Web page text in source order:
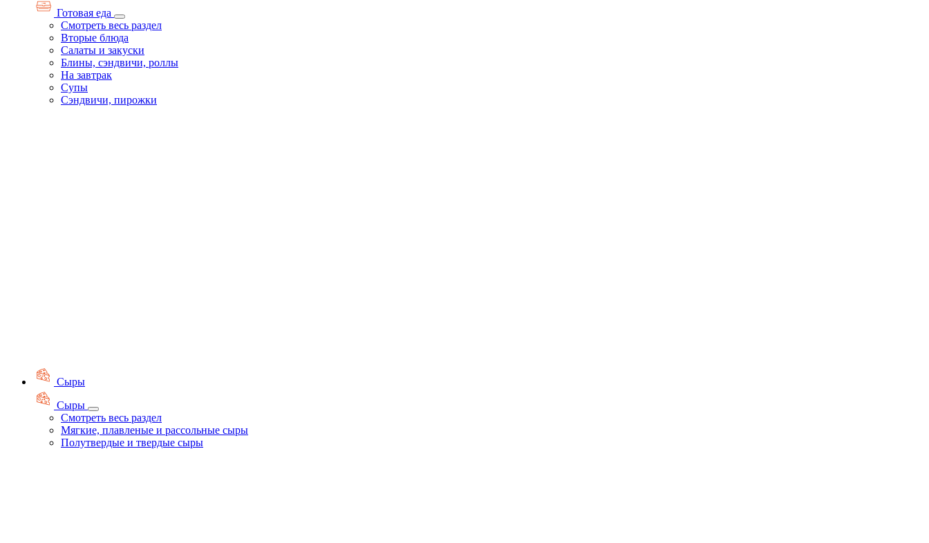
Готовая еда
Смотреть весь раздел
Вторые блюда
Салаты и закуски
Блины, сэндвичи, роллы
На завтрак
Супы
Сэндвичи, пирожки
Сыры
Сыры
Смотреть весь раздел
Мягкие, плавленые и рассольные сыры
Полутвердые и твердые сыры